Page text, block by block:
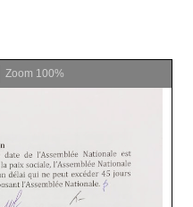
Zoom 100%